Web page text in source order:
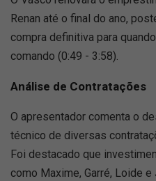
Renan até o final do ano,
compra definitiva para
comando (0:49 - 3:58).
Análise de Contratações
O apresentador comenta o
técnico de diversas
Foi destacado que
como Maxime, Garré, Loide